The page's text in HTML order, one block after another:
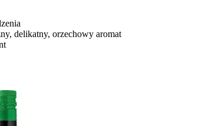
delikatny, orzechowy aromat